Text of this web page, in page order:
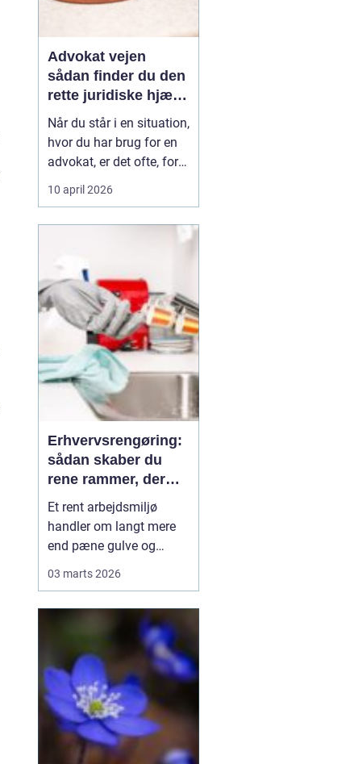
Advokat vejen
sådan finder du den
rette juridiske hjælp
lokalt
Når du står i en situation,
hvor du har brug for en
advokat, er det ofte, fordi
livet har ændret sig på
en måde, du ikke selv
efter en pårørende eller
køb og salg af bolig. I de
si...
10 april 2026
Erhvervsrengøring:
sådan skaber du
rene rammer, der
kan mærkes på
bundlinjen
Et rent arbejdsmiljø
handler om langt mere
end pæne gulve og
førstehåndsindtryk og i
sidste ende
virksomhedens
omdømme. Når ...
03 marts 2026